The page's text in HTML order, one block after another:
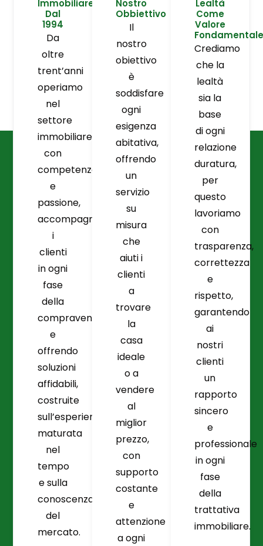
Immobiliare
Dal
1994
Da
oltre
trent’anni
operiamo
nel
settore
immobiliare
con
competenza
e
passione,
accompagnando
i
clienti
in ogni
fase
della
compravendita
e
offrendo
soluzioni
affidabili,
costruite
sull’esperienza
maturata
nel
tempo
e sulla
conoscenza
del
mercato.
Nostro
Obbiettivo
Il
nostro
obiettivo
è
soddisfare
ogni
esigenza
abitativa,
offrendo
un
servizio
su
misura
che
aiuti i
clienti
a
trovare
la
casa
ideale
o a
vendere
al
miglior
prezzo,
con
supporto
costante
e
attenzione
a ogni
Lealtà
Come
Valore
Fondamentale
Crediamo
che la
lealtà
sia la
base
di ogni
relazione
duratura,
per
questo
lavoriamo
con
trasparenza,
correttezza
e
rispetto,
garantendo
ai
nostri
clienti
un
rapporto
sincero
e
professionale
in ogni
fase
della
trattativa
immobiliare.